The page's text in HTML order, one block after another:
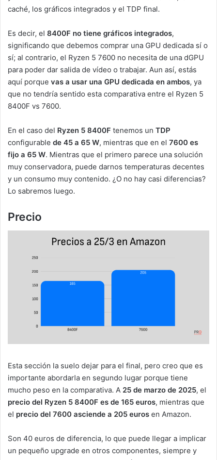
caché, los gráficos integrados y el TDP final.
Es decir, el 8400F no tiene gráficos integrados,
significando que debemos comprar una GPU dedicada sí o
sí; al contrario, el Ryzen 5 7600 no necesita de una dGPU
para poder dar salida de vídeo o trabajar. Aun así, estás
aquí porque vas a usar una GPU dedicada en ambos, ya
que no tendría sentido esta comparativa entre el Ryzen 5
8400F vs 7600.
En el caso del Ryzen 5 8400F tenemos un TDP
configurable de 45 a 65 W, mientras que en el 7600 es
fijo a 65 W. Mientras que el primero parece una solución
muy conservadora, puede darnos temperaturas decentes
y un consumo muy contenido. ¿O no hay casi diferencias?
Lo sabremos luego.
Precio
Esta sección la suelo dejar para el final, pero creo que es
importante abordarla en segundo lugar porque tiene
mucho peso en la comparativa. A 25 de marzo de 2025, el
precio del Ryzen 5 8400F es de 165 euros, mientras que
el precio del 7600 asciende a 205 euros en Amazon.
Son 40 euros de diferencia, lo que puede llegar a implicar
un pequeño upgrade en otros componentes, siempre y